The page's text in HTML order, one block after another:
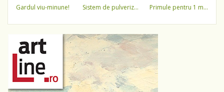
gardul viu-minune! sistem de pulverizare a apei primule pentru 1 martie 3,5 lei / ghiveci !!!!